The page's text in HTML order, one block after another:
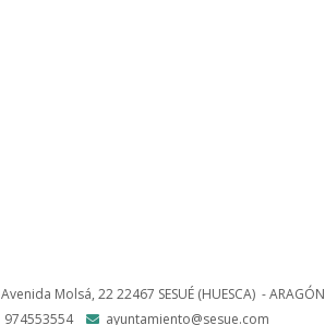
Avenida Molsá, 2222467 SESUÉ (HUESCA) - ARAGÓN
974553554
ayuntamiento@sesue.com